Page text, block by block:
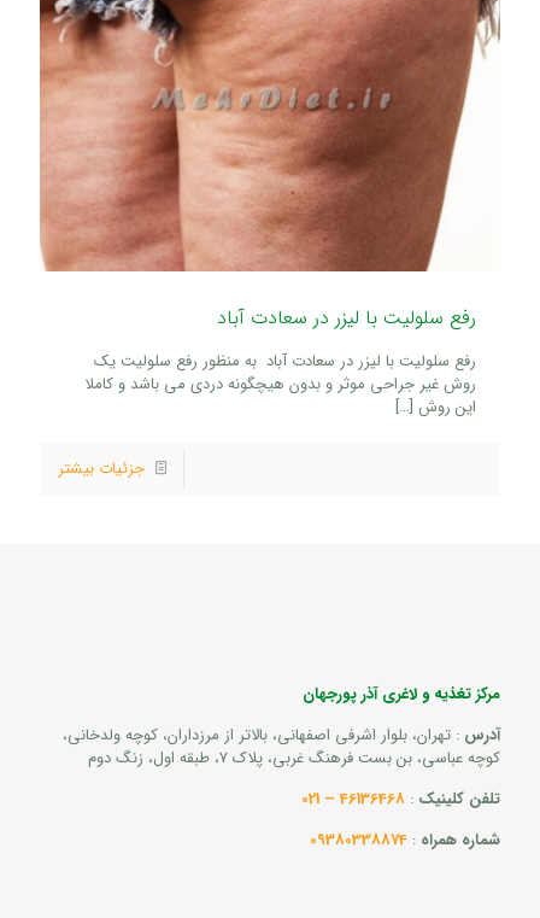
رفع سلولیت با لیزر در سعادت آباد
رفع سلولیت با لیزر در سعادت آباد به منظور رفع سلولیت یک
روش غیر جراحی موثر و بدون هیچگونه دردی می باشد و کاملا
این روش […]
جزئیات بیشتر
مرکز تغذیه و لاغری آذر پورجهان
آدرس : تهران، بلوار اشرفی اصفهانی، بالاتر از مرزداران، کوچه ولدخانی،
کوچه عباسی، بن بست فرهنگ غربی، پلاک 7، طبقه اول، زنگ دوم
تلفن کلینیک :
46136468 – 021
شماره همراه :
09380338874